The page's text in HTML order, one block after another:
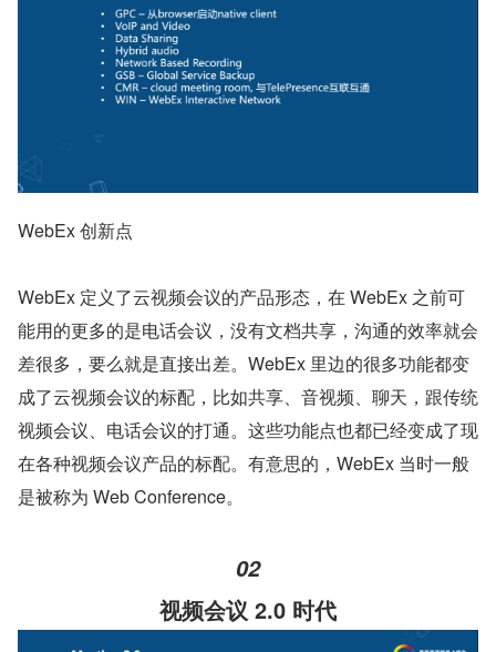
WebEx 创新点
WebEx 定义了云视频会议的产品形态，在 WebEx 之前可
能用的更多的是电话会议，没有文档共享，沟通的效率就会
差很多，要么就是直接出差。WebEx 里边的很多功能都变
成了云视频会议的标配，比如共享、音视频、聊天，跟传统
视频会议、电话会议的打通。这些功能点也都已经变成了现
在各种视频会议产品的标配。有意思的，WebEx 当时一般
是被称为 Web Conference。
02
视频会议 2.0 时代